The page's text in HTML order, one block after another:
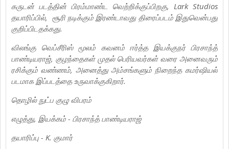
கருடன் படத்தின் பிரம்மாண்ட வெற்றிக்குப்பிறகு, Lark Studios
தயாரிப்பில், சூரி நடிக்கும் இரண்டாவது திரைப்படம் இதுவென்பது
குறிப்பிடதக்கது.
விலங்கு வெப்சீரிஸ் மூலம் கவனம் ஈர்த்த இயக்குநர் பிரசாந்த்
பாண்டியராஜ், குழந்தைகள் முதல் பெரியவர்கள் வரை அனைவரும்
ரசிக்கும் வண்ணம், அனைத்து அம்சங்களும் நிறைந்த கமர்ஷியல்
படமாக இப்படத்தை உருவாக்குகிறார்.
தொழில் நுட்ப குழு விபரம்
எழுத்து, இயக்கம் - பிரசாந்த் பாண்டியராஜ்
தயாரிப்பு - K. குமார்